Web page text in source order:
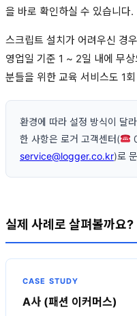
을 바로 확인하실 수 있습니다.
스크립트 설치가 어려우신 경
영업일 기준 1 ~ 2일 내에 무
분들을 위한 교육 서비스도 1
환경에 따라 설정 방식이 달
한 사항은 로거 고객센터(
service@logger.co.kr)로
실제 사례로 살펴볼까요?
CASE STUDY
A사 (패션 이커머스)